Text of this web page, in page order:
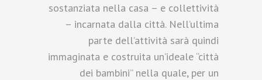
sostanziata nella casa – e collettività
– incarnata dalla città. Nell’ultima
parte dell’attività sarà quindi
immaginata e costruita un’ideale “città
dei bambini” nella quale, per un